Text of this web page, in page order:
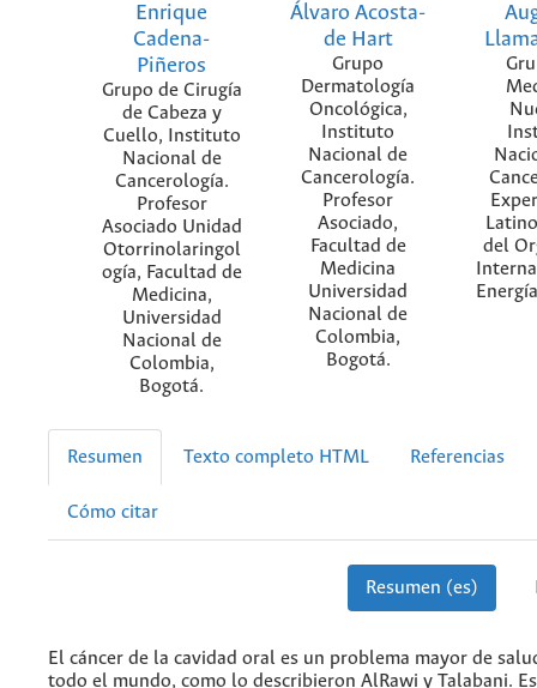
Enrique
Cadena-
Piñeros
Grupo de Cirugía
de Cabeza y
Cuello, Instituto
Nacional de
Cancerología.
Profesor
Asociado Unidad
Otorrinolaringol
ogía, Facultad de
Medicina,
Universidad
Nacional de
Colombia,
Bogotá.
Álvaro Acosta-
de Hart
Grupo
Dermatología
Oncológica,
Instituto
Nacional de
Cancerología.
Profesor
Asociado,
Facultad de
Medicina
Universidad
Nacional de
Colombia,
Bogotá.
del
Resumen Texto completo HTML Referencias
Cómo citar
Resumen (es)
El cáncer de la cavidad oral es un problema mayor de
todo el mundo, como lo describieron AlRawi y Talabani.